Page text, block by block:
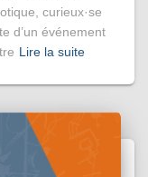
curieux·se
d’un événement
Lire la suite